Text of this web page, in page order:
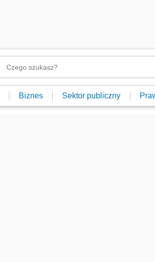
Biznes Sektor publiczny